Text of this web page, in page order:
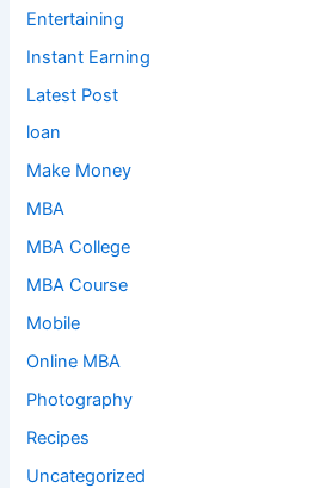
Entertaining
Instant Earning
Latest Post
loan
Make Money
MBA
MBA College
MBA Course
Mobile
Online MBA
Photography
Recipes
Uncategorized